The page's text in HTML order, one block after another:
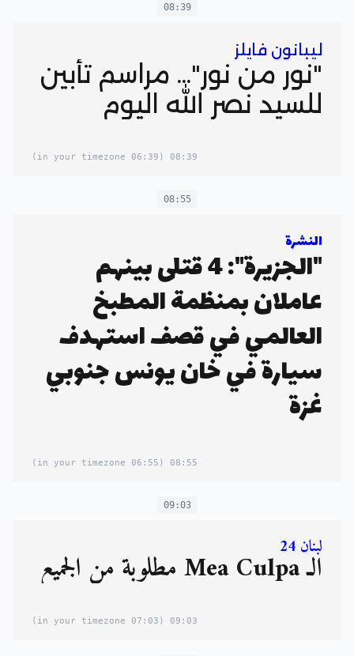
08:39
ليبانون فايلز
"نور من نور"... مراسم تأبين
للسيد نصر الله اليوم
08:39
(06:39 in your timezone)
08:55
النشرة
"الجزيرة": 4 قتلى بينهم
عاملان بمنظمة المطبخ
العالمي في قصف استهدف
سيارة في خان يونس جنوبي
غزة
08:55
(06:55 in your timezone)
09:03
لبنان 24
الـ Mea Culpa مطلوبة من الجميع
09:03
(07:03 in your timezone)